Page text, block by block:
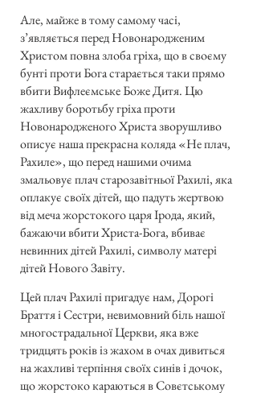
Але, майже в тому самому часі,
з’являється перед Новонародженим
Христом повна злоба гріха, що в своєму
бунті проти Бога старається таки прямо
вбити Вифлеємське Боже Дитя. Цю
жахливу боротьбу гріха проти
Новонародженого Христа зворушливо
описує наша прекрасна коляда «Не плач,
Рахиле», що перед нашими очима
змальовує плач старозавітньої Рахилі, яка
оплакує своїх дітей, що падуть жертвою
від меча жорстокого царя Ірода, який,
бажаючи вбити Христа-Бога, вбиває
невинних дітей Рахилі, символу матері
дітей Нового Завіту.
Цей плач Рахилі пригадує нам, Дорогі
Браття і Сестри, невимовний біль нашої
многострадальної Церкви, яка вже
тридцять років із жахом в очах дивиться
на жахливі терпіння своїх синів і дочок,
що жорстоко караються в Совєтському